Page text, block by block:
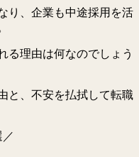
り、企業も中途採用を活
る理由は何なのでしょう
と、不安を払拭して転職